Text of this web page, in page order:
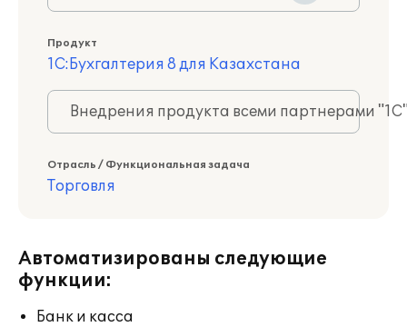
Продукт
1С:Бухгалтерия 8 для Казахстана
Внедрения продукта всеми партнерами
Отрасль / Функциональная задача
Торговля
Автоматизированы следующие
функции:
Банк и касса